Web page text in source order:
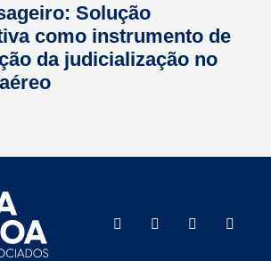
Solução
como instrumento de
da judicialização no